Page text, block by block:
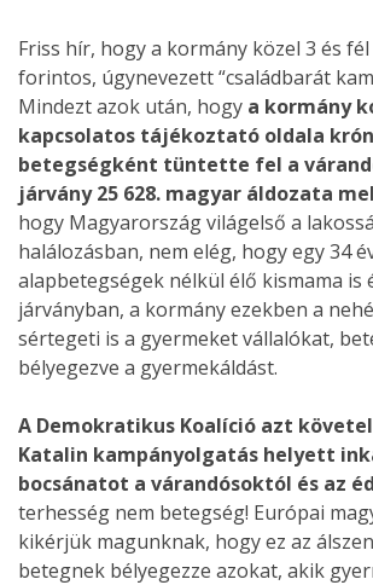
Friss hír, hogy a kormány közel 3 és
forintos, úgynevezett “családbarát
Mindezt azok után, hogy a kormány
kapcsolatos tájékoztató oldala
betegségként tüntette fel a
járvány 25 628. magyar áldozata
hogy Magyarország világelső a
halálozásban, nem elég, hogy egy 34
alapbetegségek nélkül élő kismama is
járványban, a kormány ezekben a
sértegeti is a gyermeket vállalókat,
bélyegezve a gyermekáldást.
A Demokratikus Koalíció azt
Katalin kampányolgatás helyett
bocsánatot a várandósoktól és az
terhesség nem betegség! Európai
kikérjük magunknak, hogy ez az
betegnek bélyegezze azokat, akik